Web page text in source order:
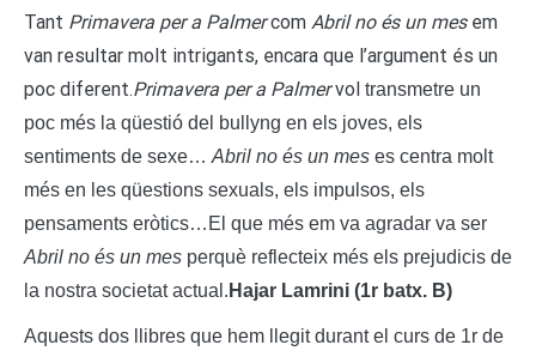
Tant Primavera per a Palmercom Abril no és un mesem
van resultar molt intrigants, encara que l’argument és un
poc diferent.Primavera per a Palmervol transmetre un
poc més la qüestió del bullyng en els joves, els
sentiments de sexe… Abril no és un mes es centra molt
més en les qüestions sexuals, els impulsos, els
pensaments eròtics…El que més em va agradar va ser
Abril no és un mes perquè reflecteix més els prejudicis de
la nostra societat actual. Hajar Lamrini (1r batx. B)
Aquests dos llibres que hem llegit durant el curs de 1r de